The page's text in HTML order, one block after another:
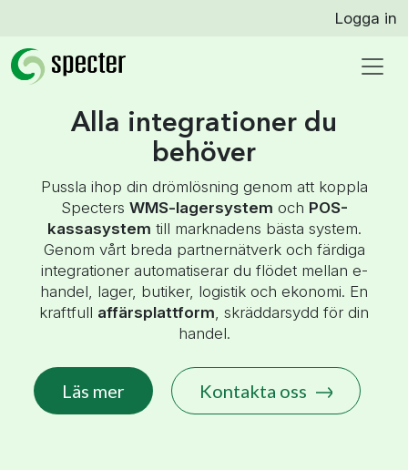
Logga in
Alla integrationer du
behöver
Pussla ihop din drömlösning genom att koppla
Specters WMS-lagersystem och POS-
kassasystem till marknadens bästa system.
Genom vårt breda partnernätverk och färdiga
integrationer automatiserar du flödet mellan e-
handel, lager, butiker, logistik och ekonomi. En
kraftfull affärsplattform, skräddarsydd för din
handel.
Läs mer Kontakta oss